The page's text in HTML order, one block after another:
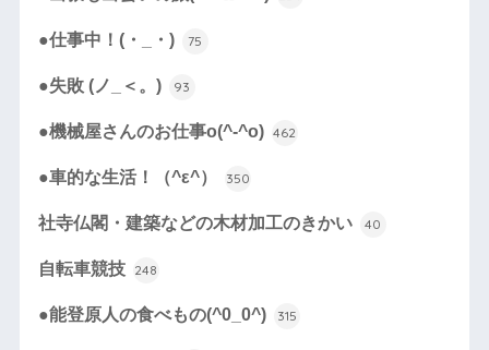
●仕事中！(・_・) 75
●失敗 (ノ_＜。) 93
●機械屋さんのお仕事o(^-^o) 462
●車的な生活！（^ε^） 350
社寺仏閣・建築などの木材加工のきかい 40
自転車競技 248
●能登原人の食べもの(^0_0^) 315